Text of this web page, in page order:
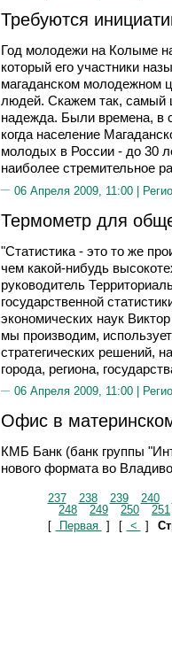
Требуются
Год молодежи на Колыме
который его участники
магаданском молодежном
людей. Скажем так, самый
надежда. Были времена, в
когда население
молодых в России - до 30
наиболее стремительное
06 Апреля 2009, 11:00 |
Термометр для
"Статистика - это то же
чем какой-нибудь
руководитель
государственной
экономических наук
мы производим,
стратегических решений,
города, региона,
06 Апреля 2009, 11:00 |
Офис в
КМБ Банк (банк группы
нового формата во
237 238 239 240
248
249 250
251
[
Первая ] [ < ]